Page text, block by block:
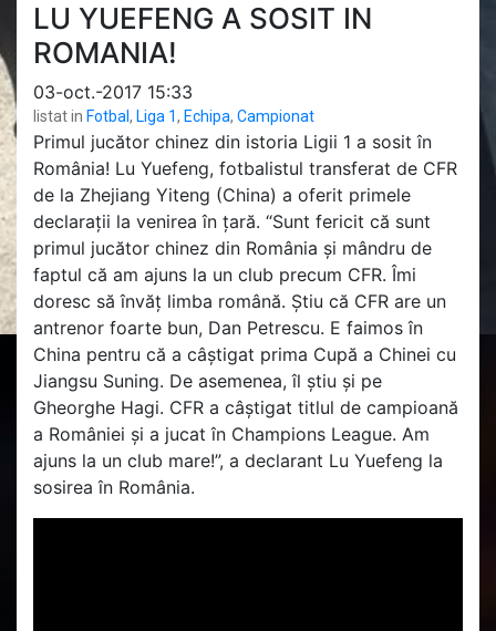
LU YUEFENG A SOSIT IN
ROMANIA!
03-oct.-2017 15:33
listat in Fotbal , Liga 1, Echipa, Campionat
Primul jucător chinez din istoria Ligii 1 a sosit în
România! Lu Yuefeng, fotbalistul transferat de CFR
de la Zhejiang Yiteng (China) a oferit primele
declarații la venirea în țară. “Sunt fericit că sunt
primul jucător chinez din România și mândru de
faptul că am ajuns la un club precum CFR. Îmi
doresc să învăț limba română. Știu că CFR are un
antrenor foarte bun, Dan Petrescu. E faimos în
China pentru că a câștigat prima Cupă a Chinei cu
Jiangsu Suning. De asemenea, îl știu și pe
Gheorghe Hagi. CFR a câștigat titlul de campioană
a României și a jucat în Champions League. Am
ajuns la un club mare!”, a declarant Lu Yuefeng la
sosirea în România.